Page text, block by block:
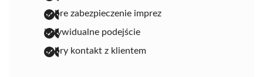
dobre zabezpieczenie imprez
indywidualne podejście
dobry kontakt z klientem